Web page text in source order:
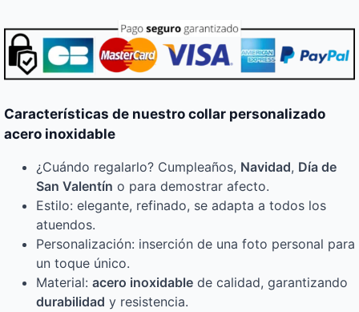
Características de nuestro collar personalizado
acero inoxidable
¿Cuándo regalarlo? Cumpleaños, Navidad, Día de
San Valentín o para demostrar afecto.
Estilo: elegante, refinado, se adapta a todos los
atuendos.
Personalización: inserción de una foto personal para
un toque único.
Material: acero inoxidable de calidad, garantizando
durabilidad y resistencia.